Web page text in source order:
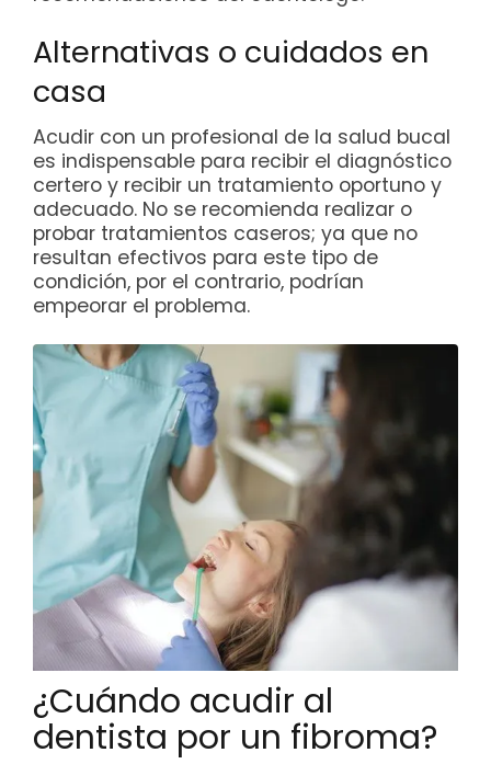
Alternativas o cuidados en
casa
Acudir con un profesional de la salud bucal
es indispensable para recibir el diagnóstico
certero y recibir un tratamiento oportuno y
adecuado. No se recomienda realizar o
probar tratamientos caseros; ya que no
resultan efectivos para este tipo de
condición, por el contrario, podrían
empeorar el problema.
¿Cuándo acudir al
dentista por un fibroma?